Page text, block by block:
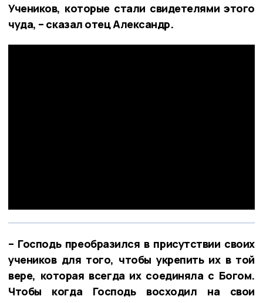
Учеников, которые стали свидетелями этого
чуда, – сказал отец Александр.
– Господь преобразился в присутствии своих
учеников для того, чтобы укрепить их в той
вере, которая всегда их соединяла с Богом.
Чтобы когда Господь восходил на свои